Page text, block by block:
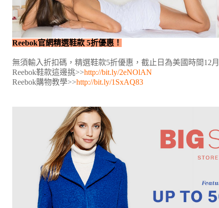
Reebok官網精選鞋款 5折優惠！
無須輸入折扣碼，精選鞋款5折優惠，截止日為美國時間12
Reebok鞋款這邊挑>>http://bit.ly/2eNOlAN
Reebok購物教學>>http://bit.ly/1SxAQ83